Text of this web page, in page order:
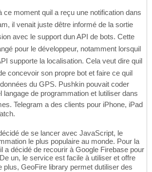
ce moment quil a reçu une notification dans
il venait juste dêtre informé de la sortie
avec le support dun API de bots. Cette
pour le développeur, notamment lorsquil
supporte la localisation. Cela veut dire quil
concevoir son propre bot et faire ce quil
du GPS. Pushkin pouvait coder
langage de programmation et lutiliser dans
Telegram a des clients pour iPhone, iPad
de se lancer avec JavaScript, le
le plus populaire au monde. Pour la
a décidé de recourir à Google Firebase pour
un, le service est facile à utiliser et offre
plus, GeoFire library permet dutiliser des